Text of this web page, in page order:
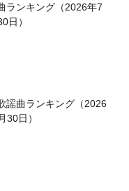
ランキング（2026年7
日）
謡曲ランキング（2026
30日）